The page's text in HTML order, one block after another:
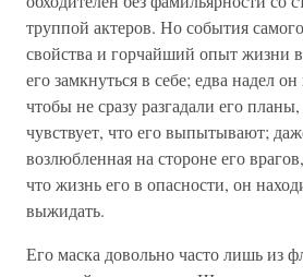
труппой актеров. Но события
свойства и горчайший опыт жизни
его замкнуться в себе; едва надел
чтобы не сразу разгадали его
чувствует, что его выпытывают;
возлюбленная на стороне его
что жизнь его в опасности, он
выжидать.
Его маска довольно часто лишь из